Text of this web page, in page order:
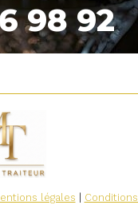
98 92
légales